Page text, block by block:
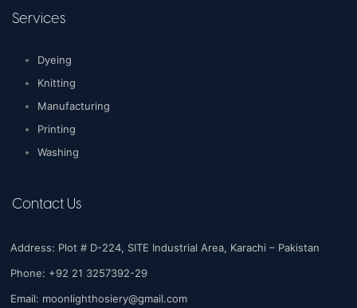
Services
Dyeing
Knitting
Manufacturing
Printing
Washing
Contact Us
Address: Plot # D-224, SITE Industrial Area, Karachi – Pakistan
Phone: +92 21 3257392-29
Email: moonlighthosiery@gmail.com